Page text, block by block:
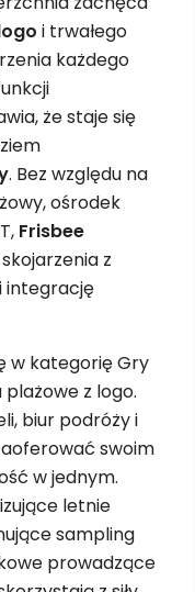
i trwałego
każdego
że staje się
. Bez względu na
ośrodek
Frisbee
z
integrację
w kategorię Gry
z logo.
biur podróży i
swoim
w jednym.
letnie
sampling
prowadzące